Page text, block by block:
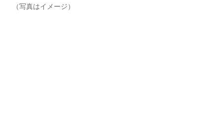
（写真はイメージ）